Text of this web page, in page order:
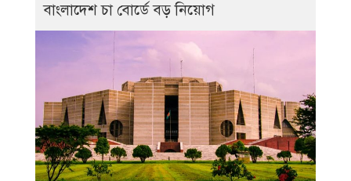
বাংলাদেশ চা বোর্ডে বড় নিয়োগ